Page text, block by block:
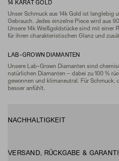
14 KARAT GOLD
Unser Schmuck aus 14k Gold ist langlebig
Gebrauch. Jedes einzelne Piece wird aus
Unsere 14k Weißgoldstücke sind mit einer
für ihren charakteristischen Glanz und
LAB-GROWN DIAMANTEN
Unsere Lab-Grown Diamanten sind
natürlichen Diamanten – dabei zu 100 %
gewonnen und klimaneutral. Für Schmuck,
besser anfühlt.
NACHHALTIGKEIT
VERSAND, RÜCKGABE &